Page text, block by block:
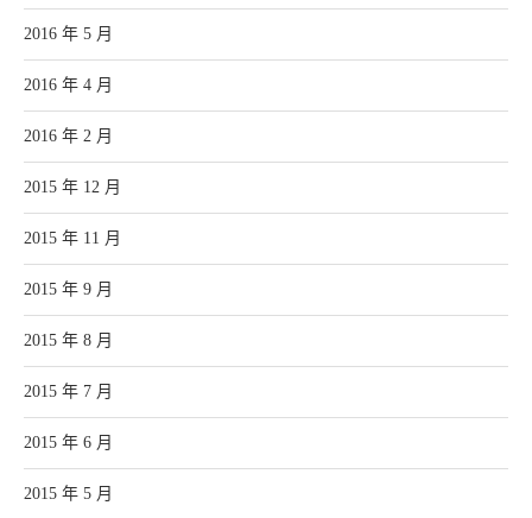
2016 年 5 月
2016 年 4 月
2016 年 2 月
2015 年 12 月
2015 年 11 月
2015 年 9 月
2015 年 8 月
2015 年 7 月
2015 年 6 月
2015 年 5 月